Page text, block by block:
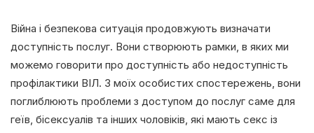
Війна і безпекова ситуація продовжують визначати
доступність послуг. Вони створюють рамки, в яких ми
можемо говорити про доступність або недоступність
профілактики ВІЛ. З моїх особистих спостережень, вони
поглиблюють проблеми з доступом до послуг саме для
геїв, бісексуалів та інших чоловіків, які мають секс із